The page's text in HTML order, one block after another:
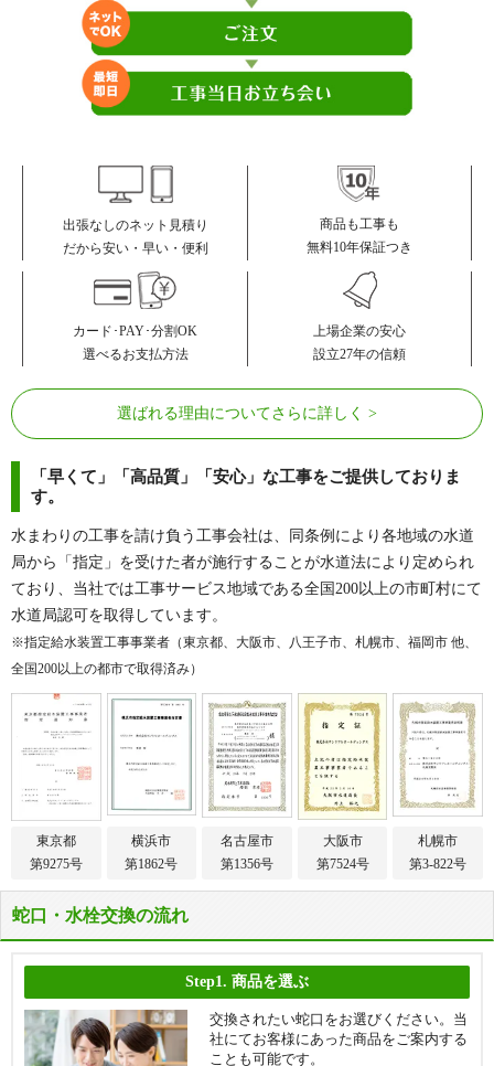
出張なしのネット見積り
だから安い・早い・便利
商品も工事も
無料10年保証つき
カード･PAY･分割OK
選べるお支払方法
上場企業の安心
設立27年の信頼
選ばれる理由についてさらに詳しく
「早くて」「高品質」「安心」な工事をご提供しておりま
す。
水まわりの工事を請け負う工事会社は、同条例により各地域の水道
局から「指定」を受けた者が施行することが水道法により定められ
ており、当社では工事サービス地域である全国200以上の市町村にて
水道局認可を取得しています。
※指定給水装置工事事業者（東京都、大阪市、八王子市、札幌市、福岡市 他、
全国200以上の都市で取得済み）
東京都
第9275号
横浜市
第1862号
名古屋市
第1356号
大阪市
第7524号
札幌市
第3-822号
蛇口・水栓交換の流れ
Step1. 商品を選ぶ
交換されたい蛇口をお選びください。当
社にてお客様にあった商品をご案内する
ことも可能です。